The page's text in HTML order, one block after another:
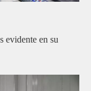
evidente en su